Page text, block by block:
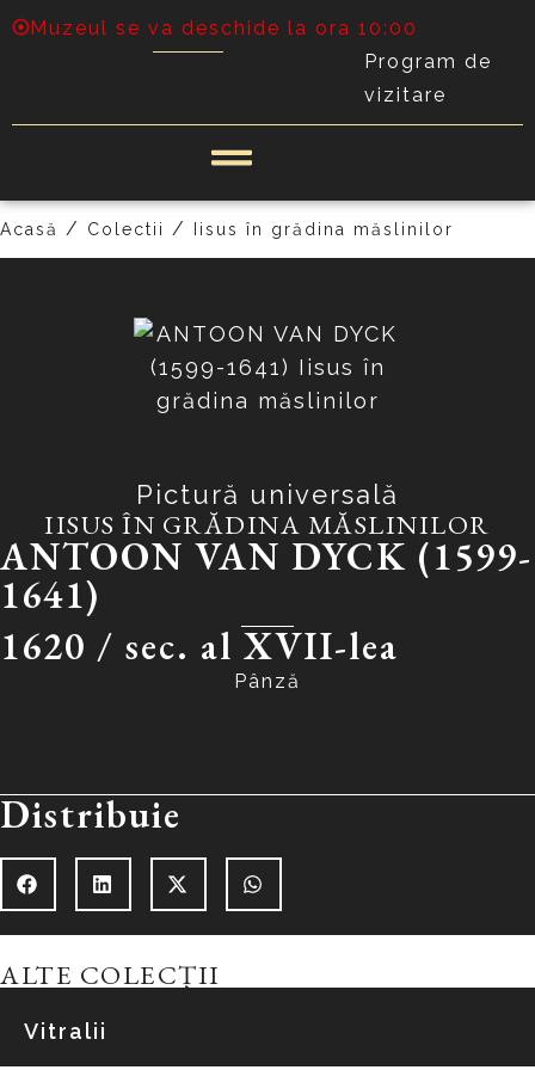
Muzeul se va deschide la ora 10:00
Program de
vizitare
Acasă / Colectii / Iisus în grădina măslinilor
Pictură universală
IISUS ÎN GRĂDINA MĂSLINILOR
ANTOON VAN DYCK (1599-
1641)
1620 / sec. al XVII-lea
Pânză
Distribuie
ALTE COLECȚII
Vitralii
PRECEDENT URMĂTOR